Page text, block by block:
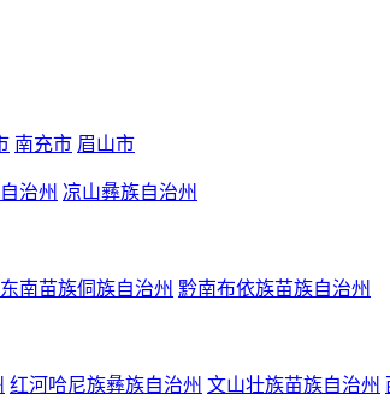
南充市 眉山市
治州 凉山彝族自治州
南苗族侗族自治州 黔南布依族苗族自治州
红河哈尼族彝族自治州 文山壮族苗族自治州